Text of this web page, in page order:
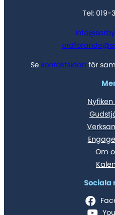
Tel: 019-
Se kontaktsidan för
Om
Sociala